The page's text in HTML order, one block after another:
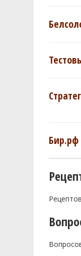
Бир.рф